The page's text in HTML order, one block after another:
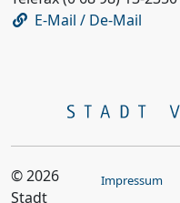
E-Mail / De-Mail
© 2026
Stadt
Impressum